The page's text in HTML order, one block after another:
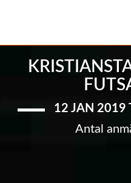
12 JAN 2019
Antal